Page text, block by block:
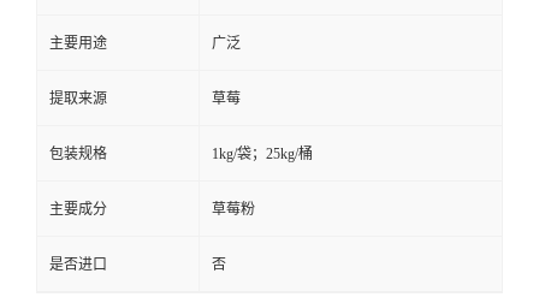
主要用途 广泛
提取来源 草莓
包装规格 1kg/袋；25kg/桶
主要成分 草莓粉
是否进口 否